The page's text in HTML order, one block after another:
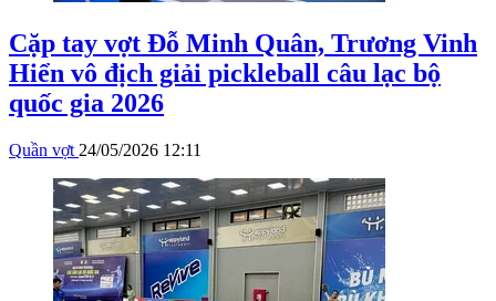
Cặp tay vợt Đỗ Minh Quân, Trương Vinh
Hiển vô địch giải pickleball câu lạc bộ
quốc gia 2026
Quần vợt 24/05/2026 12:11